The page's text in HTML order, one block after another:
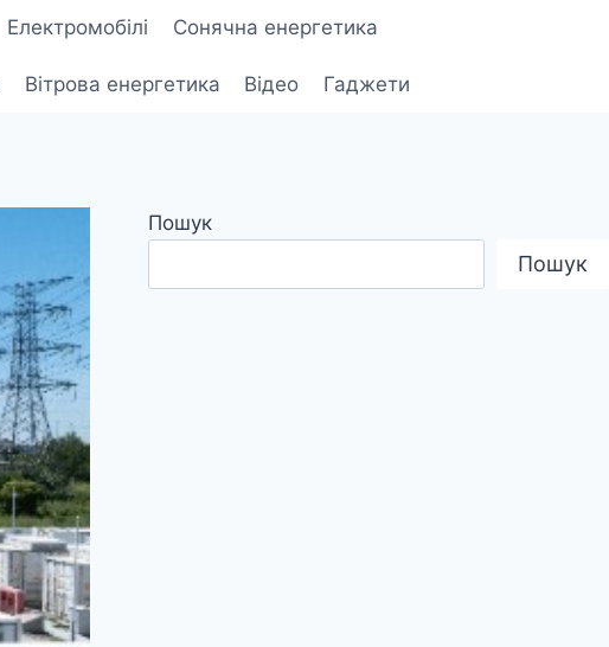
Електромобілі Сонячна енергетика
Вітрова енергетика Відео Гаджети
Пошук
Пошук